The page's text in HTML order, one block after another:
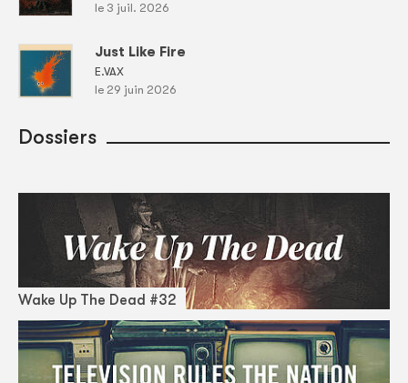
le 3 juil. 2026
Just Like Fire
E.VAX
le 29 juin 2026
Dossiers
Wake Up The Dead #32